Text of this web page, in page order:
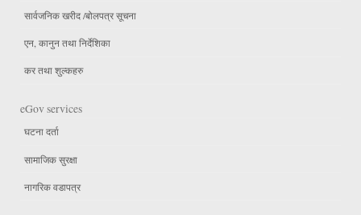
सार्वजनिक खरीद /बोलपत्र सूचना
एन, कानुन तथा निर्देशिका
कर तथा शुल्कहरु
eGov services
घटना दर्ता
सामाजिक सुरक्षा
नागरिक वडापत्र